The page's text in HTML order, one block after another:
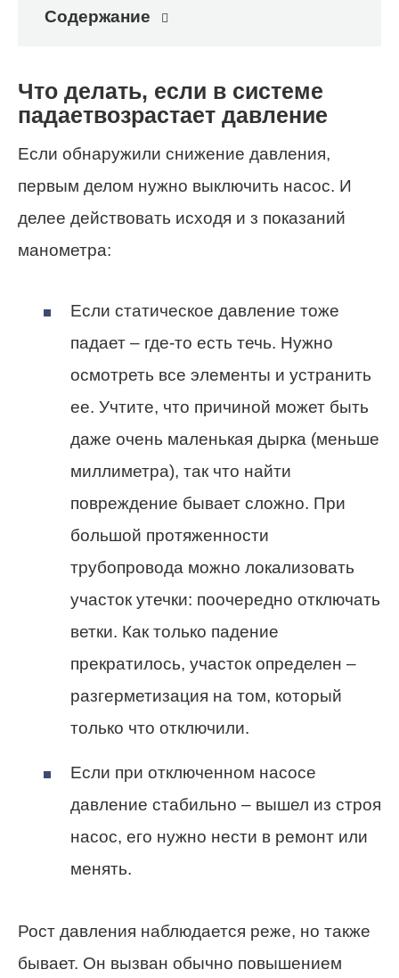
Содержание
Что делать, если в системе
падаетвозрастает давление
Если обнаружили снижение давления,
первым делом нужно выключить насос. И
делее действовать исходя и з показаний
манометра:
Если статическое давление тоже
падает – где-то есть течь. Нужно
осмотреть все элементы и устранить
ее. Учтите, что причиной может быть
даже очень маленькая дырка (меньше
миллиметра), так что найти
повреждение бывает сложно. При
большой протяженности
трубопровода можно локализовать
участок утечки: поочередно отключать
ветки. Как только падение
прекратилось, участок определен –
разгерметизация на том, который
только что отключили.
Если при отключенном насосе
давление стабильно – вышел из строя
насос, его нужно нести в ремонт или
менять.
Рост давления наблюдается реже, но также
бывает. Он вызван обычно повышением